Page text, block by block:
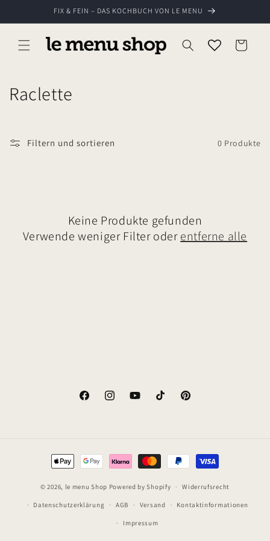
Inhalt
FIX & FEIN – DAS KOCHBUCH VON LE MENU
Warenkorb
K
t
Raclette
Filtern und sortieren 0 Produkte
Keine Produkte gefunden
Verwende weniger Filter oderentferne alle
FacebookInstagramYouTubeTikTok Pinterest
Zahlungsmethoden
© 2026, le menu Shop Powered by Shopify Widerrufsrecht
Datenschutzerklärung AGB Versand Kontaktinformationen
Impressum